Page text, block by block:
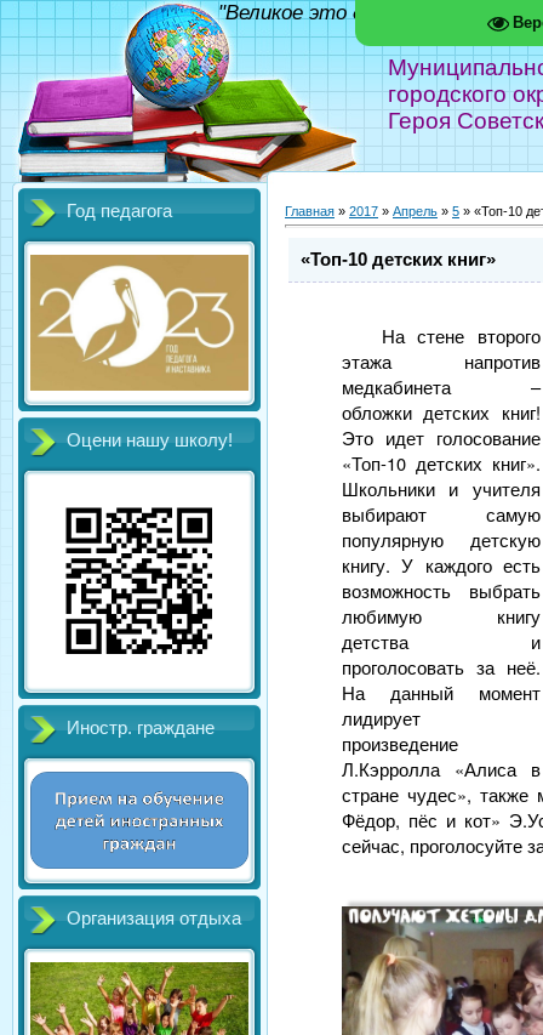
городского
Героя
"Великое это дело - школа!"
Год педагога
Оцени нашу школу!
Иностр. граждане
Организация отдыха
Главная » 2017 » Апрель » 5 » «Топ-10
«Топ-10 детских книг»
На стене второго
этажа напротив
медкабинета –
обложки детских книг!
Это идет голосование
«Топ-10 детских книг».
Школьники и учителя
выбирают самую
популярную детскую
книгу. У каждого есть
возможность выбрать
любимую книгу
детства и
проголосовать за неё.
На данный момент
лидирует
произведение
Л.Кэрролла «Алиса в
стране чудес», также
Фёдор, пёс и кот»
сейчас, проголосуйте